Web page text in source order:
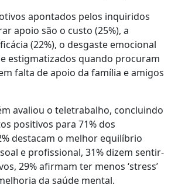
apontados pelos inquiridos
apoio são o custo (25%), a
(22%), o desgaste emocional
estigmatizados quando procuram
falta de apoio da família e amigos
avaliou o teletrabalho, concluindo
positivos para 71% dos
destacam o melhor equilíbrio
e profissional, 31% dizem sentir-
29% afirmam ter menos ‘stress’
da saúde mental.